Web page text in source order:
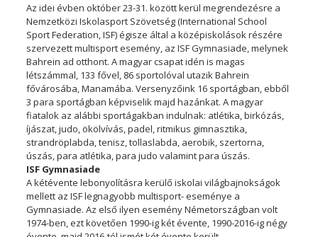
Az idei évben október 23-31. között kerül megrendezésre a
Nemzetközi Iskolasport Szövetség (International School
Sport Federation, ISF) égisze által a középiskolások részére
szervezett multisport esemény, az ISF Gymnasiade, melynek
Bahrein ad otthont. A magyar csapat idén is magas
létszámmal, 133 fővel, 86 sportolóval utazik Bahrein
fővárosába, Manamába. Versenyzőink 16 sportágban, ebből
3 para sportágban képviselik majd hazánkat. A magyar
fiatalok az alábbi sportágakban indulnak: atlétika, birkózás,
íjászat, judo, ökölvívás, padel, ritmikus gimnasztika,
strandröplabda, tenisz, tollaslabda, aerobik, szertorna,
úszás, para atlétika, para judo valamint para úszás.
ISF Gymnasiade
A kétévente lebonyolításra kerülő iskolai világbajnokságok
mellett az ISF legnagyobb multisport- eseménye a
Gymnasiade. Az első ilyen esemény Németországban volt
1974-ben, ezt követően 1990-ig két évente, 1990-2016-ig négy